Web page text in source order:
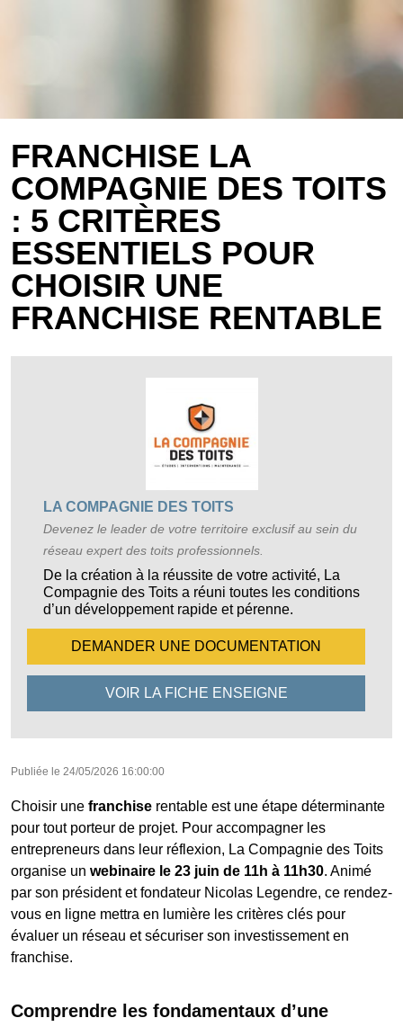
FRANCHISE LA
COMPAGNIE DES TOITS
: 5 CRITÈRES
ESSENTIELS POUR
CHOISIR UNE
FRANCHISE RENTABLE
LA COMPAGNIE DES TOITS
Devenez le leader de votre territoire exclusif au sein du
réseau expert des toits professionnels.
De la création à la réussite de votre activité, La
Compagnie des Toits a réuni toutes les conditions
d’un développement rapide et pérenne.
DEMANDER UNE DOCUMENTATION
VOIR LA FICHE ENSEIGNE
Publiée le 24/05/2026 16:00:00
Choisir une franchise rentable est une étape déterminante
pour tout porteur de projet. Pour accompagner les
entrepreneurs dans leur réflexion, La Compagnie des Toits
organise un webinaire le 23 juin de 11h à 11h30. Animé
par son président et fondateur Nicolas Legendre, ce rendez-
vous en ligne mettra en lumière les critères clés pour
évaluer un réseau et sécuriser son investissement en
franchise.
Comprendre les fondamentaux d’une